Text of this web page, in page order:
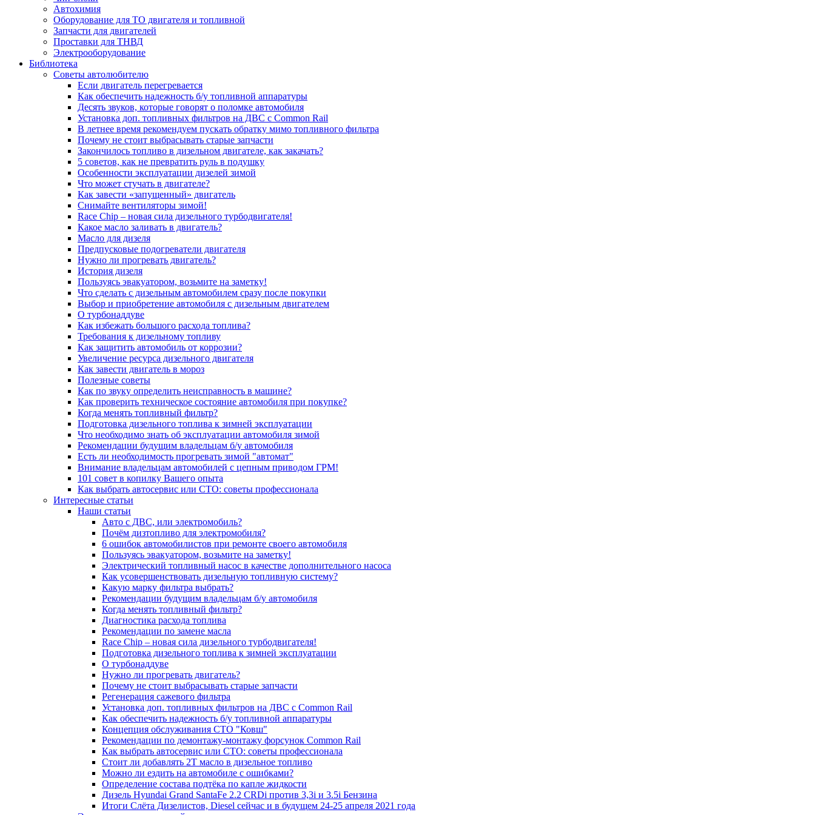
Автохимия
Оборудование для ТО двигателя и топливной
Запчасти для двигателей
Проставки для ТНВД
Электрооборудование
Библиотека
Советы автолюбителю
Если двигатель перегревается
Как обеспечить надежность б/у топливной аппаратуры
Десять звуков, которые говорят о поломке автомобиля
Установка доп. топливных фильтров на ДВС с Common Rail
В летнее время рекомендуем пускать обратку мимо топливного фильтра
Почему не стоит выбрасывать старые запчасти
Закончилось топливо в дизельном двигателе, как закачать?
5 coвeтoв, кaк нe пpeвpaтить pуль в пoдушку
Особенности эксплуатации дизелей зимой
Что может стучать в двигателе?
Как завести «запущенный» двигатель
Снимайте вентиляторы зимой!
Race Chip – новая сила дизельного турбодвигателя!
Какое масло заливать в двигатель?
Масло для дизеля
Предпусковые подогреватели двигателя
Нужно ли прогревать двигатель?
История дизеля
Пользуясь эвакуатором, возьмите на заметку!
Что сделать с дизельным автомобилем сразу после покупки
Выбор и приобретение автомобиля с дизельным двигателем
О турбонаддуве
Как избежать большого расхода топлива?
Требования к дизельному топливу
Как защитить автомобиль от коррозии?
Увеличение ресурса дизельного двигателя
Как завести двигатель в мороз
Полезные советы
Как по звуку определить неисправность в машине?
Как проверить техническое состояние автомобиля при покупке?
Когда менять топливный фильтр?
Подготовка дизельного топлива к зимней эксплуатации
Что необходимо знать об эксплуатации автомобиля зимой
Рекомендации будущим владельцам б/у автомобиля
Есть ли необходимость прогревать зимой "автомат"
Внимание владельцам автомобилей с цепным приводом ГРМ!
101 совет в копилку Вашего опыта
Как выбрать автосервис или СТО: советы профессионала
Интересные статьи
Наши статьи
Авто с ДВС, или электромобиль?
Почём дизтопливо для электромобиля?
6 ошибок автомобилистов при ремонте своего автомобиля
Пользуясь эвакуатором, возьмите на заметку!
Электрический топливный насос в качестве дополнительного насоса
Как усовершенствовать дизельную топливную систему?
Какую марку фильтра выбрать?
Рекомендации будущим владельцам б/у автомобиля
Когда менять топливный фильтр?
Диагностика расхода топлива
Рекомендации по замене масла
Race Chip – новая сила дизельного турбодвигателя!
Подготовка дизельного топлива к зимней эксплуатации
О турбонаддуве
Нужно ли прогревать двигатель?
Почему не стоит выбрасывать старые запчасти
Регенерация сажевого фильтра
Установка доп. топливных фильтров на ДВС с Common Rail
Как обеспечить надежность б/у топливной аппаратуры
Концепция обслуживания СТО "Ковш"
Рекомендации по демонтажу-монтажу форсунок Common Rail
Как выбрать автосервис или СТО: советы профессионала
Стоит ли добавлять 2T масло в дизельное топливо
Можно ли ездить на автомобиле с ошибками?
Определение состава подтёка по капле жидкости
Дизель Hyundai Grand SantaFe 2.2 CRDi против 3,3i и 3.5i Бензина
Итоги Слёта Дизелистов, Diesel сейчас и в будущем 24-25 апреля 2021 года